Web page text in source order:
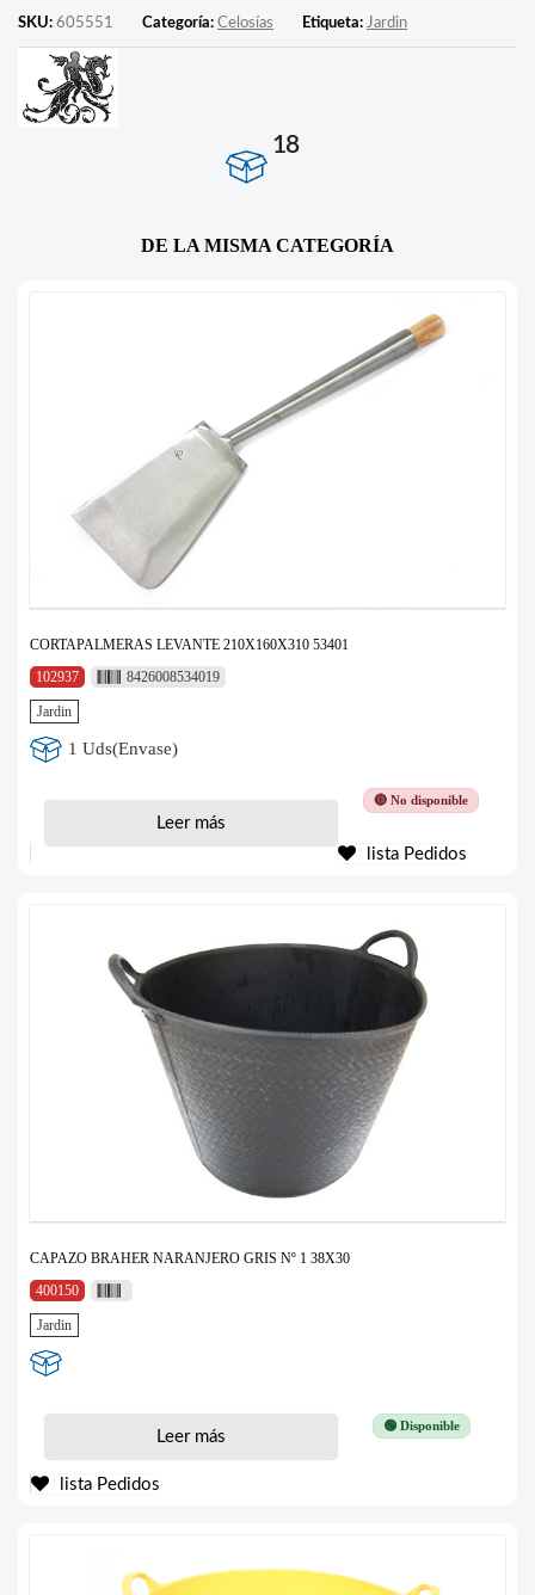
SKU: 605551 Categoría: Celosías Etiqueta: Jardin
18
DE LA MISMA CATEGORÍA
CORTAPALMERAS LEVANTE 210X160X310 53401
102937
8426008534019
Jardin
1 Uds(Envase)
🔴 No disponible
Leer más
lista Pedidos
CAPAZO BRAHER NARANJERO GRIS Nº 1 38X30
400150
Jardin
🟢 Disponible
Leer más
lista Pedidos